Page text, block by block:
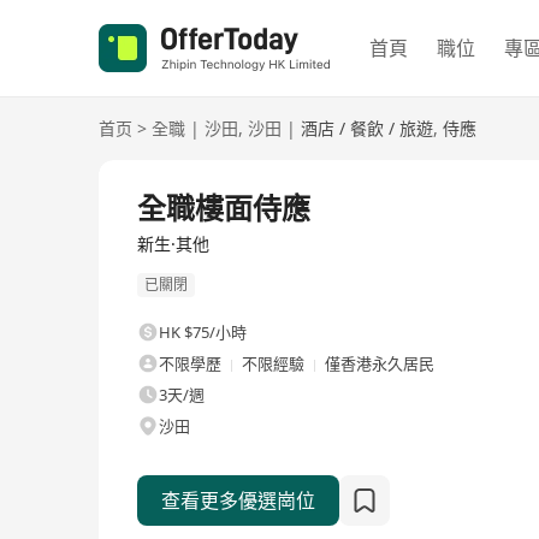
首頁 職位 專
首页 > 全職 | 沙田, 沙田 | 酒店 / 餐飲 / 旅遊, 侍應
全職樓面侍應
新生·其他
已關閉
HK $75/小時
不限學歷
不限經驗
僅香港永久居民
3天/週
沙田
查看更多優選崗位